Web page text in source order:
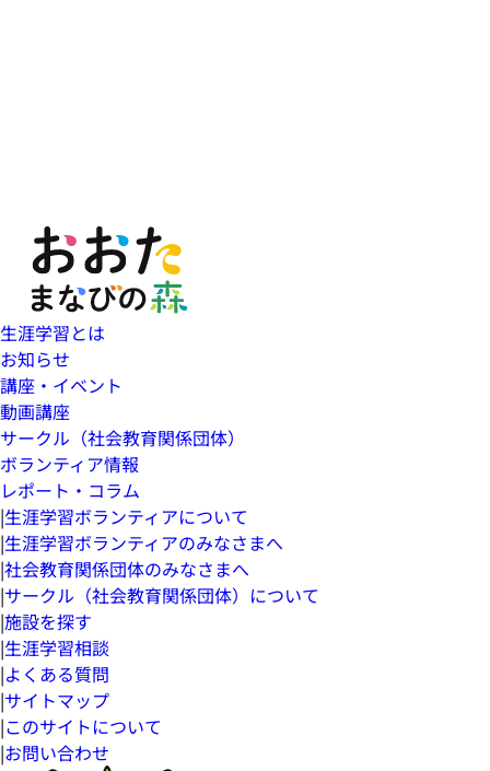
生涯学習とは
お知らせ
講座・イベント
動画講座
サークル（社会教育関係団体）
ボランティア情報
レポート・コラム
|生涯学習ボランティアについて
|生涯学習ボランティアのみなさまへ
|社会教育関係団体のみなさまへ
|サークル（社会教育関係団体）について
|施設を探す
|生涯学習相談
|よくある質問
|サイトマップ
|このサイトについて
|お問い合わせ